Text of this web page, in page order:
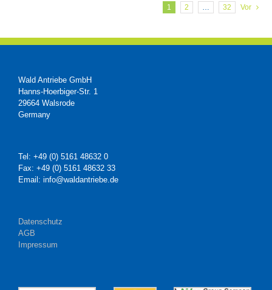
1 2 … 32 Vor
Wald Antriebe GmbH
Hanns-Hoerbiger-Str. 1
29664 Walsrode
Germany
Tel: +49 (0) 5161 48632 0
Fax: +49 (0) 5161 48632 33
Email: info@waldantriebe.de
Datenschutz
AGB
Impressum